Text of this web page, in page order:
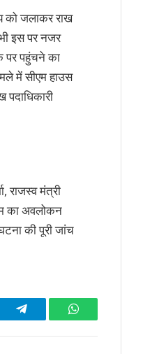
को जलाकर राख
इस पर नजर
पर पहुंचने का
में सीएम हाउस
राजस्व मंत्री
का अवलोकन
की पूरी जांच
Telegram WhatsApp